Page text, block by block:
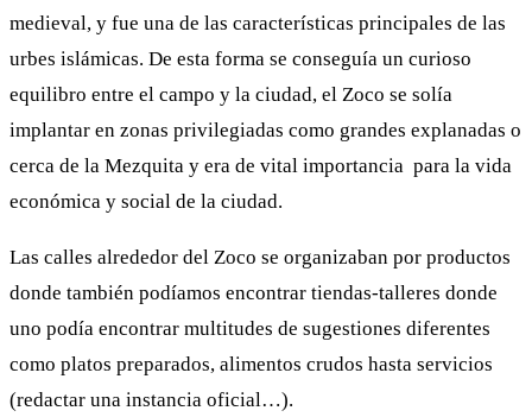
medieval, y fue una de las características principales de las
urbes islámicas. De esta forma se conseguía un curioso
equilibro entre el campo y la ciudad, el Zoco se solía
implantar en zonas privilegiadas como grandes explanadas o
cerca de la Mezquita y era de vital importancia para la vida
económica y social de la ciudad.
Las calles alrededor del Zoco se organizaban por productos
donde también podíamos encontrar tiendas-talleres donde
uno podía encontrar multitudes de sugestiones diferentes
como platos preparados, alimentos crudos hasta servicios
(redactar una instancia oficial…).